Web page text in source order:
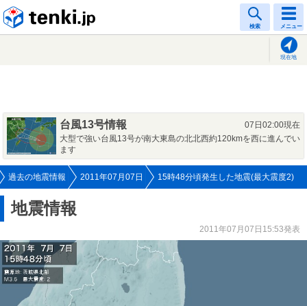
検索 メニュー
現在地
台風13号情報
07日02:00現在
大型で強い台風13号が南大東島の北北西約120kmを西に進んでい
ます
過去の地震情報 2011年07月07日 15時48分頃発生した地震(最大震度2)
地震情報
2011年07月07日15:53発表